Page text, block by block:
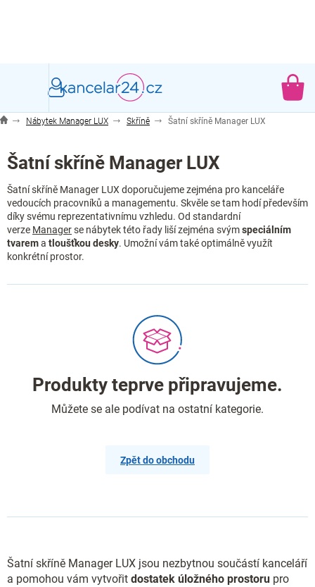
Nábytek Manager LUX Skříně Šatní skříně Manager LUX
Šatní skříně Manager LUX
Šatní skříně Manager LUX doporučujeme zejména pro kanceláře
vedoucích pracovníků a managementu. Skvěle se tam hodí především
díky svému reprezentativnímu vzhledu. Od standardní
verze Managerse nábytek této řady liší zejména svýmspeciálním
tvarema tloušťkou desky. Umožní vám také optimálně využít
konkrétní prostor.
Produkty teprve připravujeme.
Můžete se ale podívat na ostatní kategorie.
Zpět do obchodu
Šatní skříně Manager LUX jsou nezbytnou součástí kanceláří
a pomohou vám vytvořit dostatek úložného prostoru pro